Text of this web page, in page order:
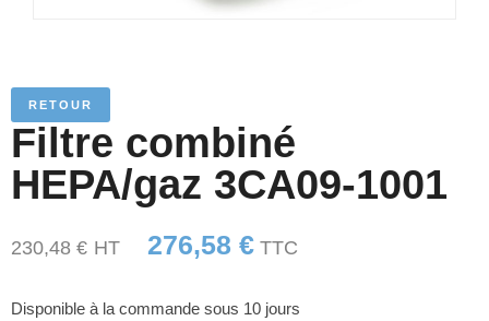
RETOUR
Filtre combiné
HEPA/gaz 3CA09-1001
230,48 € HT 276,58 € TTC
Disponible à la commande sous 10 jours